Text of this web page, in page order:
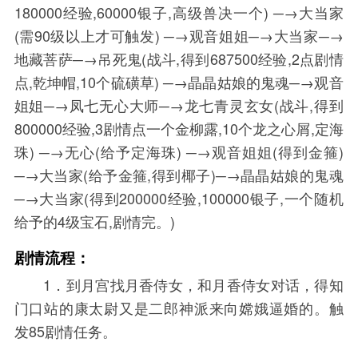
180000经验,60000银子,高级兽决一个) ─→大当家
(需90级以上才可触发) ─→观音姐姐─→大当家─→
地藏菩萨─→吊死鬼(战斗,得到687500经验,2点剧情
点,乾坤帽,10个硫磺草) ─→晶晶姑娘的鬼魂─→观音
姐姐─→凤七无心大师─→龙七青灵玄女(战斗,得到
800000经验,3剧情点一个金柳露,10个龙之心屑,定海
珠) ─→无心(给予定海珠) ─→观音姐姐(得到金箍)
─→大当家(给予金箍,得到椰子)─→晶晶姑娘的鬼魂
─→大当家(得到200000经验,100000银子,一个随机
给予的4级宝石,剧情完。)
剧情流程：
1．到月宫找月香侍女，和月香侍女对话，得知
门口站的康太尉又是二郎神派来向嫦娥逼婚的。触
发85剧情任务。